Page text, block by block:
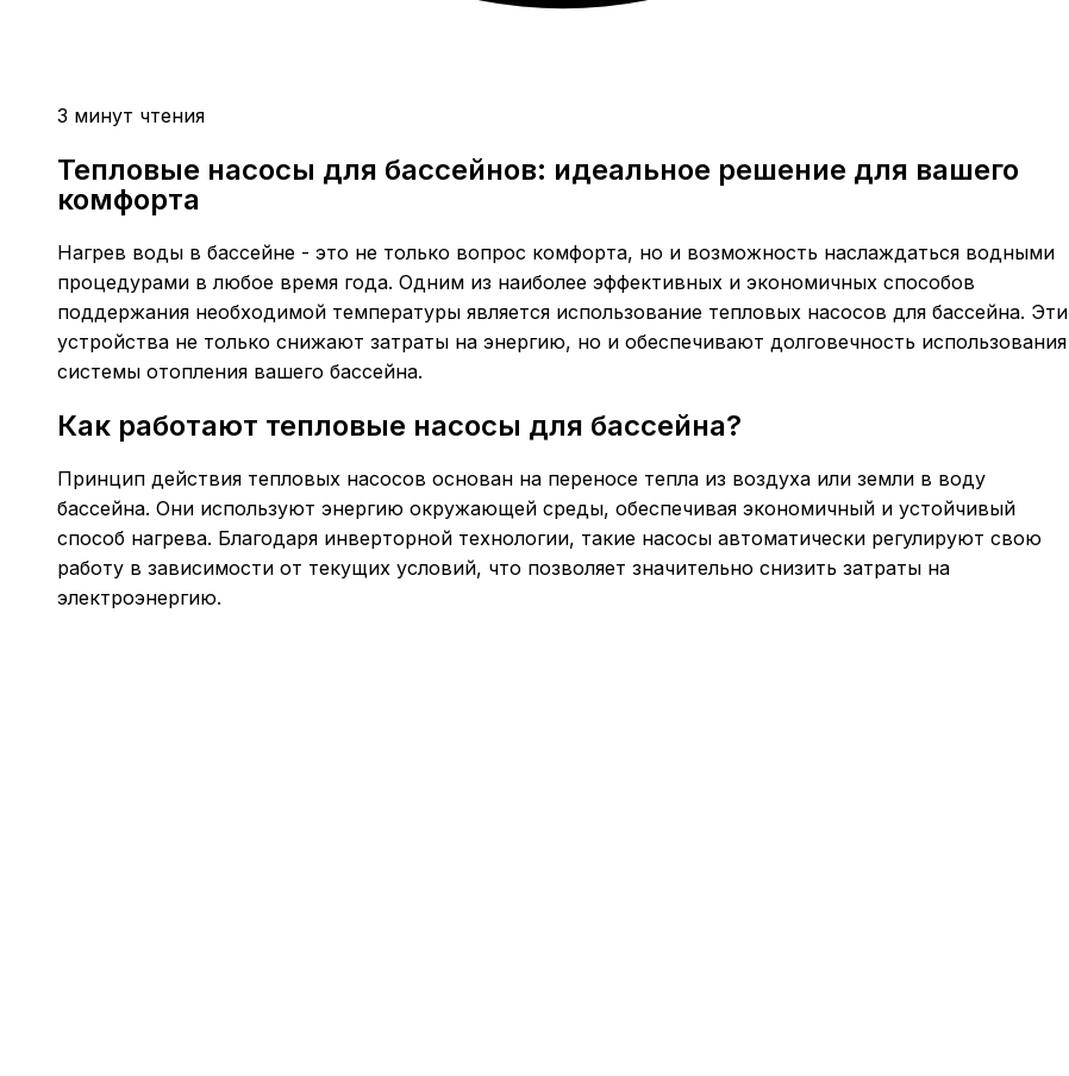
3 минут чтения
Тепловые насосы для бассейнов: идеальное решение для вашего
комфорта
Нагрев воды в бассейне - это не только вопрос комфорта, но и возможность наслаждаться водными
процедурами в любое время года. Одним из наиболее эффективных и экономичных способов
поддержания необходимой температуры является использование тепловых насосов для бассейна. Эти
устройства не только снижают затраты на энергию, но и обеспечивают долговечность использования
системы отопления вашего бассейна.
Как работают тепловые насосы для бассейна?
Принцип действия тепловых насосов основан на переносе тепла из воздуха или земли в воду
бассейна. Они используют энергию окружающей среды, обеспечивая экономичный и устойчивый
способ нагрева. Благодаря инверторной технологии, такие насосы автоматически регулируют свою
работу в зависимости от текущих условий, что позволяет значительно снизить затраты на
электроэнергию.